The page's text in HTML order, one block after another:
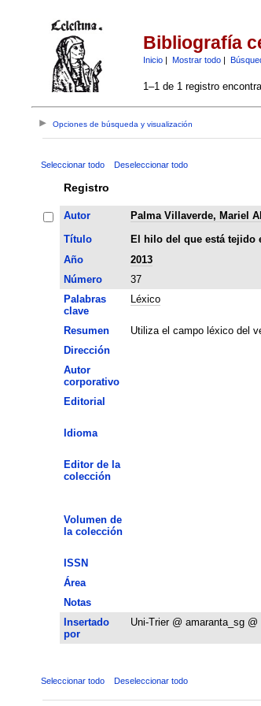
Bibliografía
Inicio| Mostrar todo|
1–1 de 1 registro
Opciones de búsqueda y visualización
Seleccionar todo Deseleccionar todo
Registro
Autor
Palma Villaverde, Mariel
Título
El hilo del que está tejido
Año
2013
Número
37
Palabras
clave
Léxico
Resumen
Utiliza el campo léxico del
Dirección
Autor
corporativo
Editorial
Idioma
Editor de la
colección
Volumen de
la colección
ISSN
Área
Notas
Insertado
por
Uni-Trier @ amaranta_sg @
Seleccionar todo Deseleccionar todo